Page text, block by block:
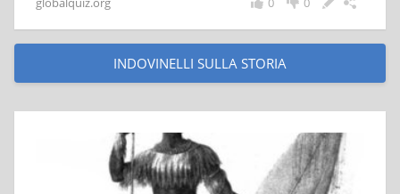
INDOVINELLI SULLA STORIA